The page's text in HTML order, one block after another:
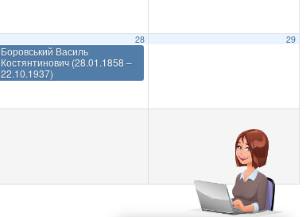
28
Боровський Василь
Костянтинович (28.01.1858 –
22.10.1937)
29